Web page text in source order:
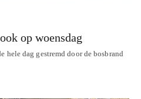
op woensdag
dag gestremd door de bosbrand